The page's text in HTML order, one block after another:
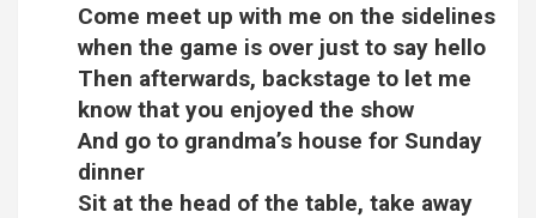
Come meet up with me on the sidelines
when the game is over just to say hello
Then afterwards, backstage to let me
know that you enjoyed the show
And go to grandma’s house for Sunday
dinner
Sit at the head of the table, take away